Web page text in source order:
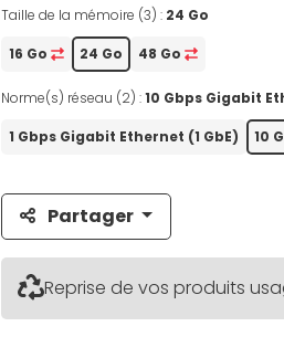
Taille de la mémoire (3) : 24 Go
16 Go 24 Go 48 Go
Norme(s) réseau (2) :10 Gbps Gigabit
1 Gbps Gigabit Ethernet (1 GbE) 10
Partager
Reprise de vos produits